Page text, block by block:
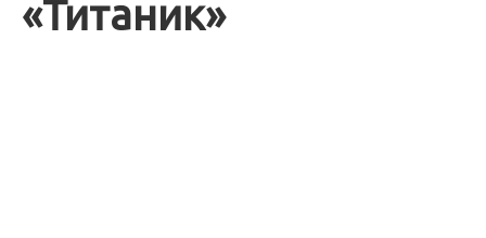
«Титаник»